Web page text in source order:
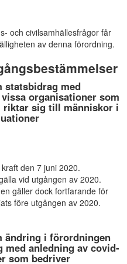
och civilsamhällesfrågor får
av denna förordning.
statsbidrag med
organisationer som
riktar sig till människor i
den 7 juni 2020.
vid utgången av 2020.
gäller dock fortfarande för
före utgången av 2020.
ändring i förordningen
med anledning av covid-
som bedriver